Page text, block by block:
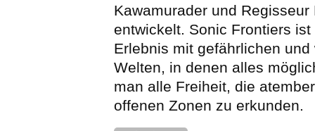
Kawamurader und
entwickelt. Sonic Frontiers
Erlebnis mit gefährlichen und
Welten, in denen alles
man alle Freiheit, die
offenen Zonen zu erkunden.